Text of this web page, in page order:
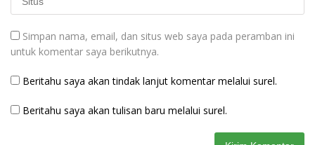
Simpan nama, email, dan situs web saya pada peramban ini
untuk komentar saya berikutnya.
Beritahu saya akan tindak lanjut komentar melalui surel.
Beritahu saya akan tulisan baru melalui surel.